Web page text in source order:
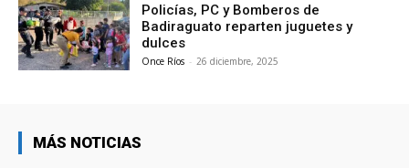
Policías, PC y Bomberos de
Badiraguato reparten juguetes y
dulces
Once Ríos - 26 diciembre, 2025
MÁS NOTICIAS